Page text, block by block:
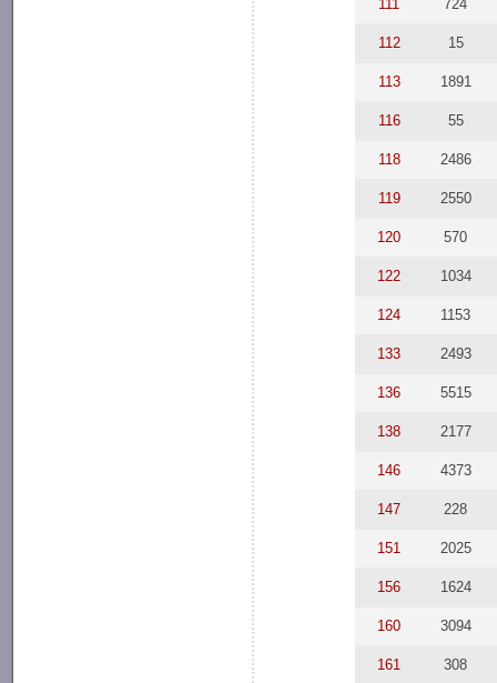
111 724
112 15
113 1891
116 55
118 2486
119 2550
120 570
122 1034
124 1153
133 2493
136 5515
138 2177
146 4373
147 228
151 2025
156 1624
160 3094
161 308